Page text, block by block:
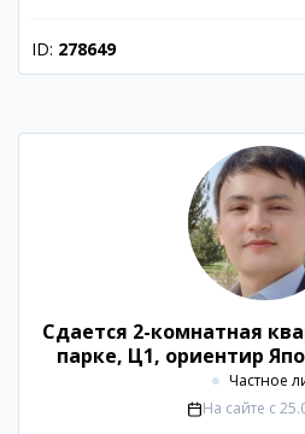
ID: 278649
Сдается 2-комнатная
парке, Ц1, ориентир
Частное
На сайте с